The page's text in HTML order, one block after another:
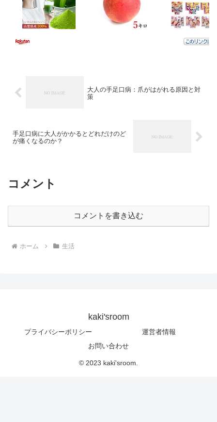
大人の手足口病：爪がはがれる原因と対
策
手足口病に大人がかかるとどれだけのど
が痛くなるのか？
コメント
コメントを書き込む
ホーム 生活
kaki'sroom
プライバシーポリシー
運営者情報
お問い合わせ
© 2023 kaki'sroom.